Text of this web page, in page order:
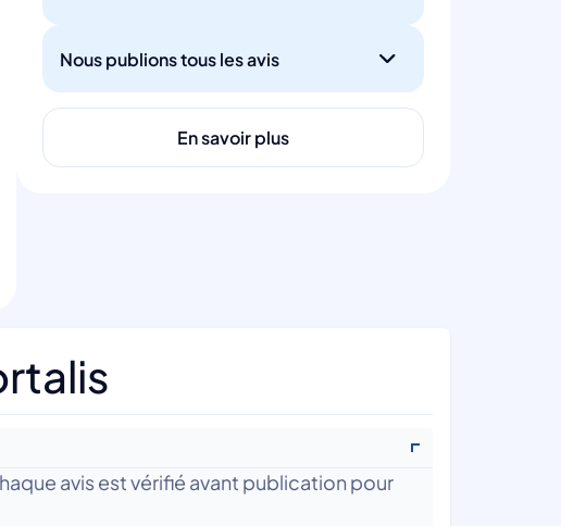
Nous publions tous les avis
En savoir plus
avis est vérifié avant publication pour